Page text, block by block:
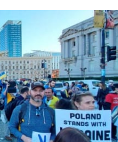
سياسة
إقتصاد
منوعات
كأس العالم